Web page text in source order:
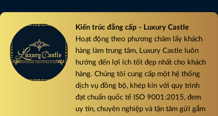
Kiến trúc đẳng cấp - Luxury Castle
Hoạt động theo phương châm lấy khách
hàng làm trung tâm, Luxury Castle luôn
hướng đến lợi ích tốt đẹp nhất cho khách
hàng. Chúng tôi cung cấp một hệ thống
dịch vụ đồng bộ, khép kín với quy trình
đạt chuẩn quốc tế ISO 9001:2015, đem
uy tín, chuyên nghiệp và tận tâm gửi gắm